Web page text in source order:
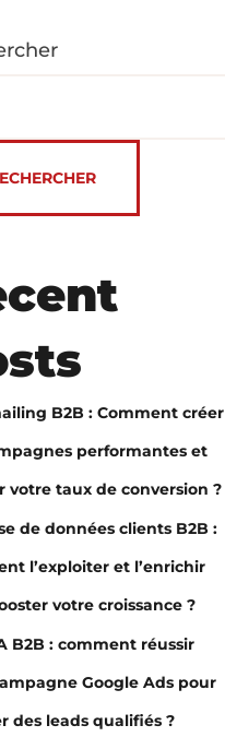
B2B : Comment créer
performantes et
votre taux de conversion ?
de données clients B2B :
l’exploiter et l’enrichir
votre croissance ?
B2B : comment réussir
Google Ads pour
des leads qualifiés ?